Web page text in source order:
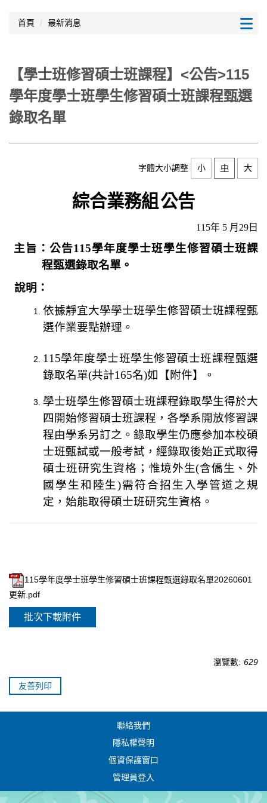
首頁 最新消息
【學士班修習碩士班課程】<公告>115
學年度學士班學生修習碩士班課程甄選
錄取名單
字體大小調整 小 中 大
綜合業務組 公告
115年 5 月 29 日
主旨：公告115學年度學士班學生修習碩士班課
程甄選錄取名單。
說明：
依據靜宜大學學士班學生修習碩士班課程甄
選作業要點辦理。
115學年度學士班學生修習碩士班課程甄選
錄取名單(共計165名)如【附件】。
學士班學生修習碩士班課程錄取學生得於大
四開始修習碩士班課程，各學系開放修習課
程由學系另訂之。錄取學生仍應參加本校碩
士班甄試或一般考試，經錄取後始正式取得
碩士班研究生資格；惟境外生(含僑生、外
國學生和陸生)需符合招生入學管道之規
定，始能取得碩士班研究生資格。
115學年度學士班學生修習碩士班課程甄選錄取名單20260601
更新.pdf
批次下載附件
瀏覽數: 629
友善列印
聯絡我們
隱私權聲明
個資保護窗口
管理員登入